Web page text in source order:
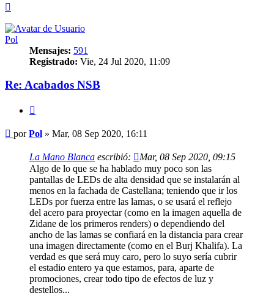
Pol
Mensajes: 591
Registrado: Vie, 24 Jul 2020, 11:09
Re: Acabados NSB
Mensaje
porPol » Mar, 08 Sep 2020, 16:11
La Mano Blanca escribió:
Mar, 08 Sep 2020, 09:15
Algo de lo que se ha hablado muy poco son las
pantallas de LEDs de alta densidad que se instalarán al
menos en la fachada de Castellana; teniendo que ir los
LEDs por fuerza entre las lamas, o se usará el reflejo
del acero para proyectar (como en la imagen aquella de
Zidane de los primeros renders) o dependiendo del
ancho de las lamas se confiará en la distancia para crear
una imagen directamente (como en el Burj Khalifa). La
verdad es que será muy caro, pero lo suyo sería cubrir
el estadio entero ya que estamos, para, aparte de
promociones, crear todo tipo de efectos de luz y
destellos...